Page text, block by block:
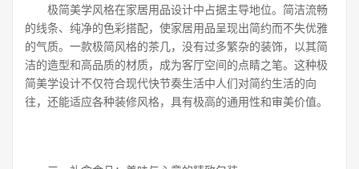
极简美学风格在家居用品设计中占据主导地位。简洁流畅
的线条、纯净的色彩搭配，使家居用品呈现出简约而不失优雅
的气质。一款极简风格的茶几，没有过多繁杂的装饰，以其简
洁的造型和高品质的材质，成为客厅空间的点睛之笔。这种极
简美学设计不仅符合现代快节奏生活中人们对简约生活的向
往，还能适应各种装修风格，具有极高的通用性和审美价值。